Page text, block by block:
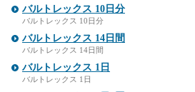
バルトレックス 10日分
バルトレックス 10日分
バルトレックス 14日間
バルトレックス 14日間
バルトレックス 1日
バルトレックス 1日